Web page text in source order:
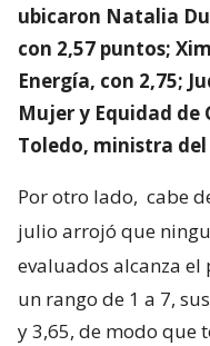
ubicaron Natalia
con 2,57 puntos;
Energía, con 2,75;
Mujer y Equidad de
Toledo, ministra
Por otro lado, cabe
julio arrojó que
evaluados alcanza
un rango de 1 a 7,
y 3,65, de modo que